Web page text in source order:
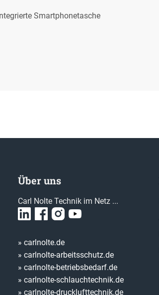
Smartphonetasche
Über uns
Carl Nolte Technik im Netz ...
» carlnolte.de
» carlnolte-arbeitsschutz.de
» carlnolte-betriebsbedarf.de
» carlnolte-schlauchtechnik.de
» carlnolte-drucklufttechnik.de